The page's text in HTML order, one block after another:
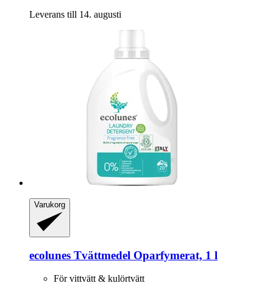
Leverans till 14. augusti
Varukorg
ecolunes Tvättmedel Oparfymerat, 1 l
För vittvätt & kulörtvätt